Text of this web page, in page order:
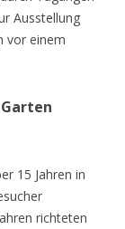
Ausstellung
vor einem
15 Jahren in
richteten